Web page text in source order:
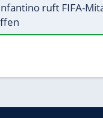
ruft FIFA-